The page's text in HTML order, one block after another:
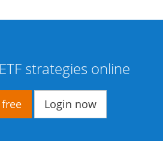
strategies online
Login now